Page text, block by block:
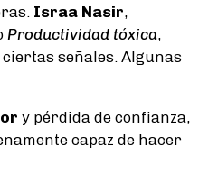
Israa Nasir,
Productividad tóxica,
señales. Algunas
y pérdida de confianza,
capaz de hacer